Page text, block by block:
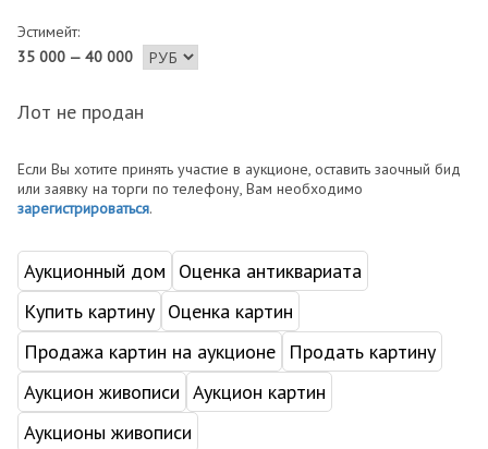
Эстимейт:
35 000 — 40 000
Лот не продан
Если Вы хотите принять участие в аукционе, оставить заочный бид
или заявку на торги по телефону, Вам необходимо
зарегистрироваться.
Аукционный дом
Оценка антиквариата
Купить картину Оценка картин
Продажа картин на аукционе
Продать картину
Аукцион живописи Аукцион картин
Аукционы живописи